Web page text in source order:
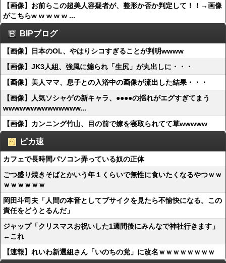
【画像】お前らこの超美人容疑者が、整形か否か判定して！！→画像
がこちらw w w w w ...
BIPブログ
【画像】日本のOL、やはりシコすぎることが判明wwww
【画像】JK3人組、強風に煽られ「生尻」が丸出しに・・・
【画像】美人ママ、息子との入浴中の画像が流出した結果・・・
【画像】人気ソシャゲの新キャラ、●●●●の揺れがエグすぎてまう
wwwwwwwwwwwwww...
【画像】カンニング竹山、目の前で嫁を寝取られてて草wwwww
ピカ速
カフェで長時間パソコン弄っている奴の正体
ごつ盛り焼きそばとかいう年１くらいで無性に食いたくなるやつｗｗ
ｗｗｗｗｗｗ
岡田斗司夫「人間の本音としてブサイクを見たら不愉快になる。この
責任をどうとるんだ」
ジャップ「クリスマスお祝いした1週間後にみんなで神社行きます」
←これ
【速報】れいわ新選組さん「いのちの党」に改名ｗｗｗｗｗｗｗｗ